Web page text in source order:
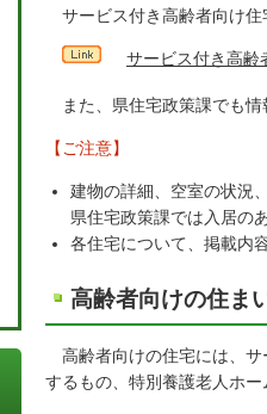
サービス付き高齢者向け住
サービス付き高齢
また、県住宅政策課でも情
【ご注意】
建物の詳細、空室の状況
県住宅政策課では入居の
各住宅について、掲載内
高齢者向けの住ま
高齢者向けの住宅には、サ
するもの、特別養護老人ホ